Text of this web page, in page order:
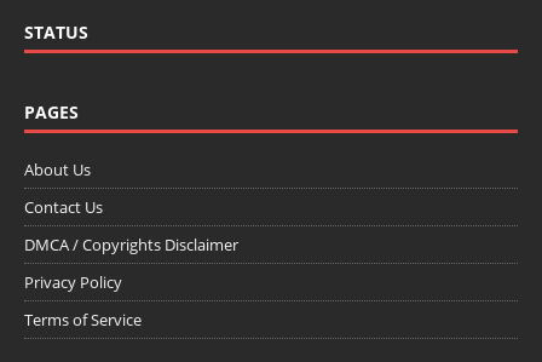
STATUS
PAGES
About Us
Contact Us
DMCA / Copyrights Disclaimer
Privacy Policy
Terms of Service